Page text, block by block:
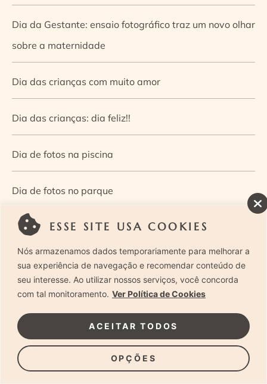
ESSE SITE USA COOKIES
Nós armazenamos dados temporariamente para melhorar a
sua experiência de navegação e recomendar conteúdo de
seu interesse. Ao utilizar nossos serviços, você concorda
com tal monitoramento. Ver Política de Cookies
OPÇÕES
ACEITAR TODOS
Dia da Gestante: ensaio fotográfico traz um novo olhar
sobre a maternidade
Dia das crianças com muito amor
Dia das crianças: dia feliz!!
Dia de fotos na piscina
Dia de fotos no parque
Dia dos Pais — Guia de ensaios fotográficos
Dia Mundial da Infância: como a fotografia ajuda a
construir a memória e a identidade da criança
Diário de uma grávida e sua pequena
Dica de especialista: como otimizar o fluxo de trabalho